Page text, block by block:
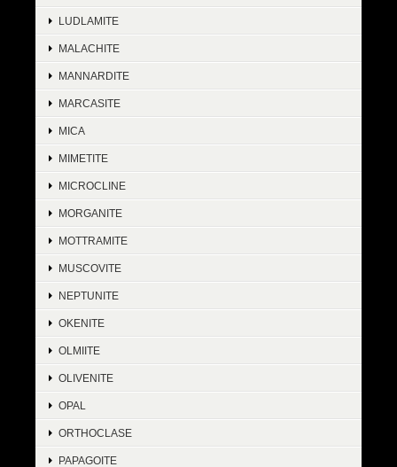
LUDLAMITE
MALACHITE
MANNARDITE
MARCASITE
MICA
MIMETITE
MICROCLINE
MORGANITE
MOTTRAMITE
MUSCOVITE
NEPTUNITE
OKENITE
OLMIITE
OLIVENITE
OPAL
ORTHOCLASE
PAPAGOITE